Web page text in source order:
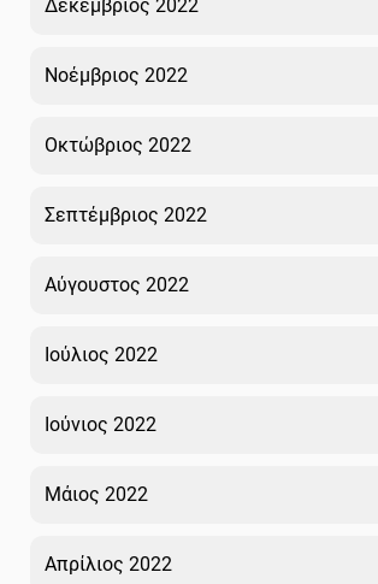
Δεκέμβριος 2022
Νοέμβριος 2022
Οκτώβριος 2022
Σεπτέμβριος 2022
Αύγουστος 2022
Ιούλιος 2022
Ιούνιος 2022
Μάιος 2022
Απρίλιος 2022